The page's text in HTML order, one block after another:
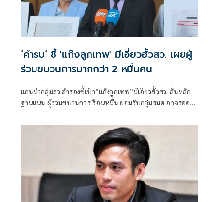
‘คำรบ’ ชี้ 'แก๊งลูกเทพ' มีเอี่ยวฮั้วสว. เผยผู้
ร่วมขบวนการมากกว่า 2 หมื่นคน
แกนนำกลุ่มสว.สำรองชี้เป้า”แก๊งลูกเทพ”มีเอี่ยวฮั้วสว. ลั่นหลัก
ฐานแน่น ผู้ร่วมขบวนการเรือนหมื่น ยอมรับกลุ่มรมต.อาจรอด
ส่งศาลฎีกาสอย 138 สว.โดนร้องเอาผิดติดคุก!